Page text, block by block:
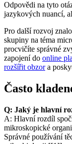
Odpovědi na tyto
jazykových nuancí,
Pro další rozvoj
skupiny na téma
procvičíte správné
zapojení do online
rozšířit obzora
Často
Q: Jaký je hlavní
A: Hlavní rozdíl
mikroskopické
Správné používání